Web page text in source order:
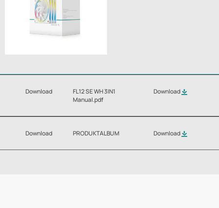
Download
FL12 SE WH 3IN1
Manual.pdf
Download
Download PRODUKTALBUM Download